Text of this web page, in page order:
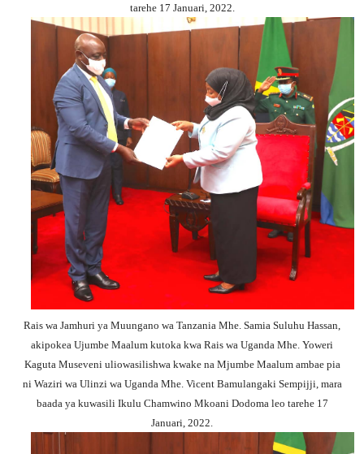
tarehe 17 Januari, 2022.
Rais wa Jamhuri ya Muungano wa Tanzania Mhe. Samia Suluhu Hassan,
akipokea Ujumbe Maalum kutoka kwa Rais wa Uganda Mhe. Yoweri
Kaguta Museveni uliowasilishwa kwake na Mjumbe Maalum ambae pia
ni Waziri wa Ulinzi wa Uganda Mhe. Vicent Bamulangaki Sempijji, mara
baada ya kuwasili Ikulu Chamwino Mkoani Dodoma leo tarehe 17
Januari, 2022.